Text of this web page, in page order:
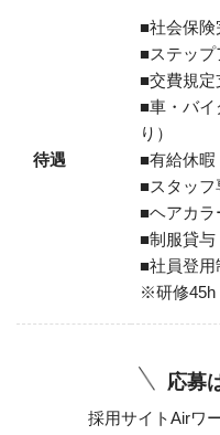
待遇
■社会保険
■ステッ
■交費規定
■車・バ
り）
■有給休暇
■スタッ
■ヘアカ
■制服貸与
■社員登用
※研修45h
応募
採用サイトAirワ